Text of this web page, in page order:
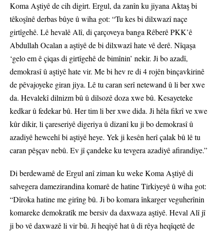
Koma Aştiyê de cih digirt. Ergul, da zanîn ku jiyana Aktaş bi
têkoşînê derbas bûye û wiha got: “Tu kes bi dilxwazî naçe
girtîgehê. Lê hevalê Alî, di çarçoveya banga Rêberê PKK’ê
Abdullah Ocalan a aştiyê de bi dilxwazî hate vê derê. Nîqaşa
‘gelo em ê çiqas di girtîgehê de bimînin’ nekir. Ji bo azadî,
demokrasî û aştiyê hate vir. Me bi hev re di 4 rojên binçavkirinê
de pêvajoyeke giran jiya. Lê tu caran serî netewand û li ber xwe
da. Hevalekî dilnizm bû û dilsozê doza xwe bû. Kesayeteke
kedkar û fedekar bû. Her tim li ber xwe dida. Ji hêla fikrî ve xwe
kûr dikir, li çareseriyê digeriya û dizanî ku ji bo demokrasî û
azadiyê hewcehî bi aştiyê heye. Yek ji kesên herî çalak bû lê tu
caran pêşçav nebû. Ev jî çandeke ku tevgera azadiyê afirandiye.”
Di berdewamê de Ergul anî ziman ku weke Koma Aştiyê di
salvegera damezirandina komarê de hatine Tirkiyeyê û wiha got:
“Dîroka hatine me girîng bû. Ji bo komara înkarger veguherînin
komareke demokratîk me bersiv da daxwaza aştiyê. Heval Alî jî
ji bo vê daxwazê li vir bû. Ji heqiyê hat û di rêya heqîqetê de